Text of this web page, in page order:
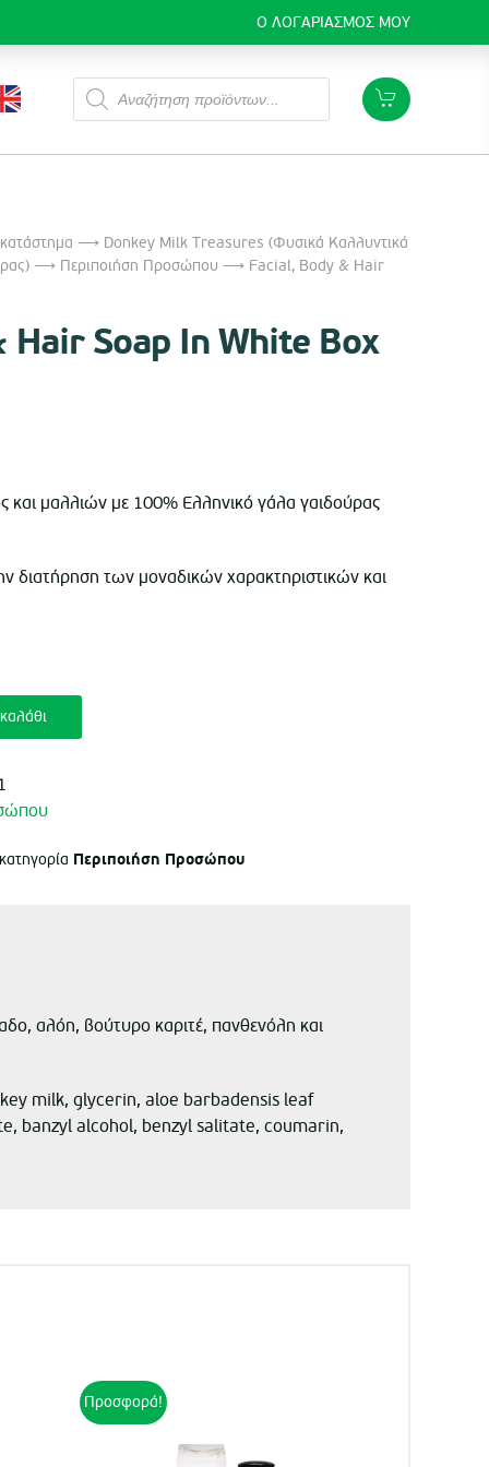
Ο ΛΟΓΑΡΙΑΣΜΌΣ ΜΟΥ
Products
search
⟶ Donkey Milk Treasures (Φυσικά Καλλυντικά
⟶ Περιποιήση Προσώπου ⟶ Facial, Body & Hair
Hair Soap In White Box
μαλλιών με 100% Ελληνικό γάλα γαιδούρας
διατήρηση των μοναδικών χαρακτηριστικών και
Περιποιήση Προσώπου
αλόη, βούτυρο καριτέ, πανθενόλη και
milk, glycerin, aloe barbadensis leaf
banzyl alcohol, benzyl salitate, coumarin,
Προσφορά!